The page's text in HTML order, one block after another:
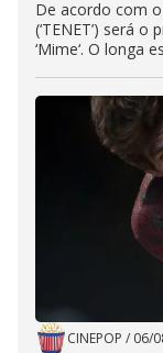
De acordo com
(‘TENET’) será
‘Mime‘. O longa
CINEPOP / 06/